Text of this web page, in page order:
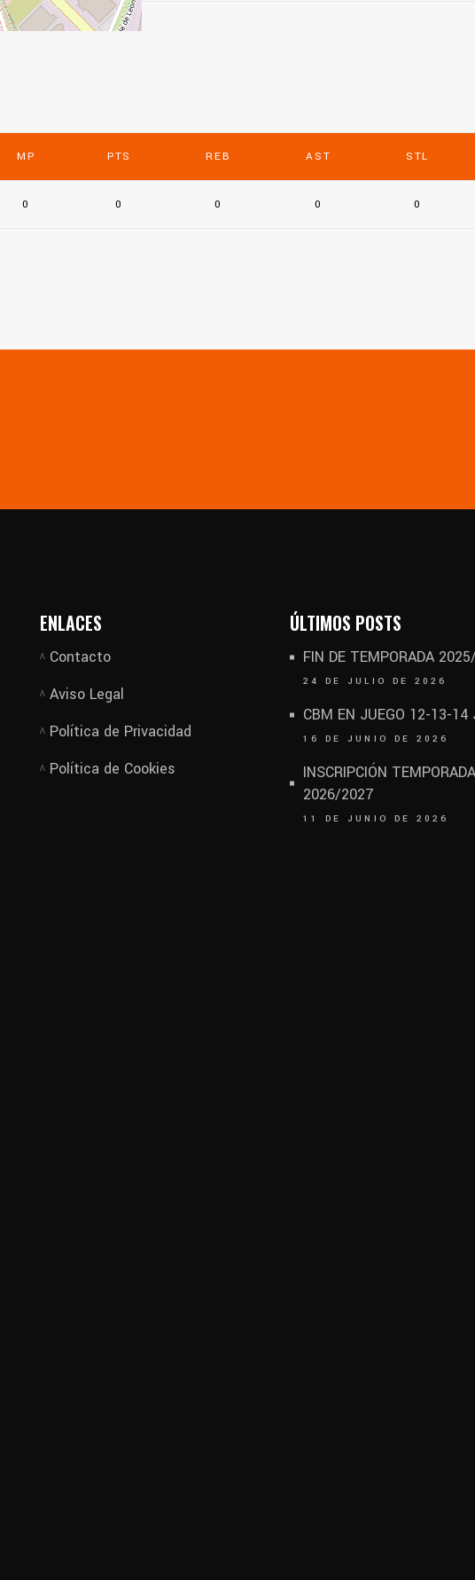
MP PTS REB AST STL
0 0 0 0 0
ENLACES
Contacto
Aviso Legal
Política de Privacidad
Política de Cookies
ÚLTIMOS POSTS
FIN DE TEMPORADA
24 DE JULIO DE 2026
CBM EN JUEGO 12-13-14
16 DE JUNIO DE 2026
INSCRIPCIÓN TEMPORADA
2026/2027
11 DE JUNIO DE 2026